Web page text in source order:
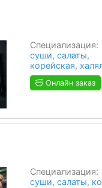
Специализация:
суши,салаты,
корейская,
Онлайн заказ
Специализация:
суши,салаты,